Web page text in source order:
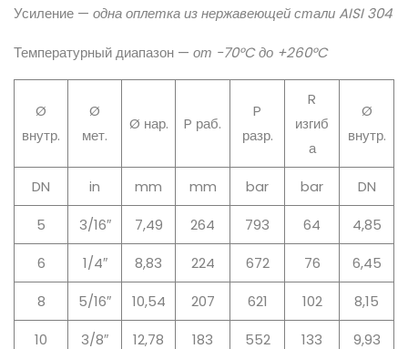
Усиление — одна оплетка из нержавеющей стали AISI 304
Температурный диапазон — от -70°C до +260°C
Ø
внутр.
Ø
мет.
Ø нар. P раб.
P
разр.
R
изгиб
а
Ø
внутр.
DN in mm mm bar bar
DN
5
3/16″ 7,49 264 793 64
4,85
6
1/4″ 8,83 224 672 76
6,45
8
5/16″ 10,54 207 621 102
8,15
10
3/8″ 12,78 183 552 133
9,93